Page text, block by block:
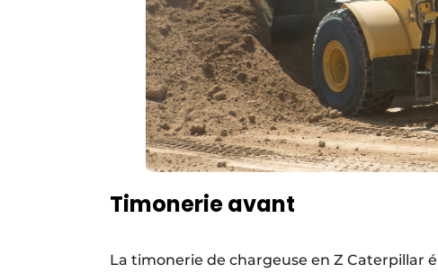
Timonerie avant
La timonerie de chargeuse en Z Caterpillar